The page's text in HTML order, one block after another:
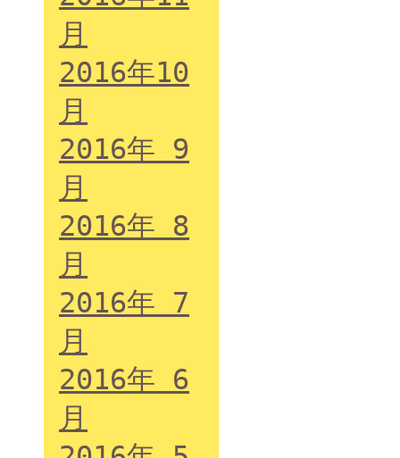
月
2016年10
月
2016年 9
月
2016年 8
月
2016年 7
月
2016年 6
月